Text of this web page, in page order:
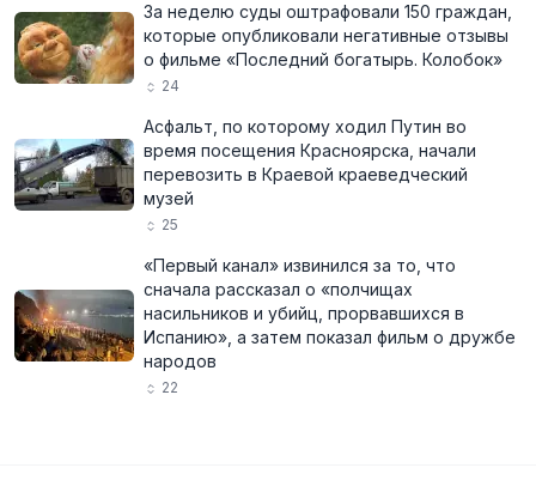
За неделю суды оштрафовали 150 граждан,
которые опубликовали негативные отзывы
о фильме «Последний богатырь. Колобок»
24
Асфальт, по которому ходил Путин во
время посещения Красноярска, начали
перевозить в Краевой краеведческий
музей
25
«Первый канал» извинился за то, что
сначала рассказал о «полчищах
насильников и убийц, прорвавшихся в
Испанию», а затем показал фильм о дружбе
народов
22